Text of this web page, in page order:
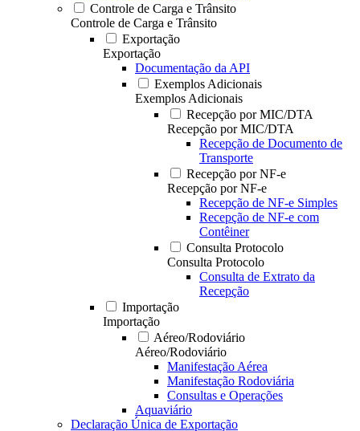
Controle de Carga e Trânsito
Controle de Carga e Trânsito
Exportação
Exportação
Documentação da API
Exemplos Adicionais
Exemplos Adicionais
Recepção por MIC/DTA
Recepção por MIC/DTA
Recepção de Documento de
Transporte
Recepção por NF-e
Recepção por NF-e
Recepção de NF-e Simples
Recepção de NF-e com
Contêiner
Consulta Protocolo
Consulta Protocolo
Consulta de Extrato da
Recepção
Importação
Importação
Aéreo/Rodoviário
Aéreo/Rodoviário
Manifestação Aérea
Manifestação Rodoviária
Consultas e Operações
Aquaviário
Declaração Única de Exportação